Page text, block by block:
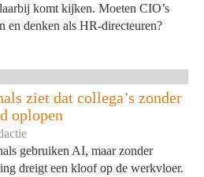
komt kijken. Moeten CIO’s
en denken als HR-directeuren?
ziet dat collega’s zonder
oplopen
gebruiken AI, maar zonder
dreigt een kloof op de werkvloer.